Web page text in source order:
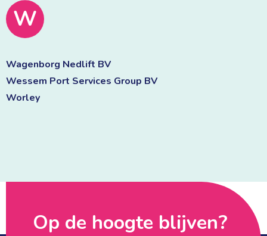
W
Wagenborg Nedlift BV
Wessem Port Services Group BV
Worley
Op de hoogte blijven?